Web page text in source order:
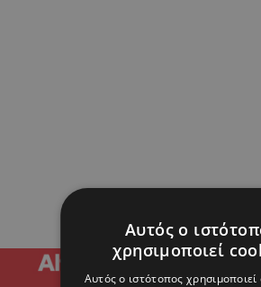
Αυτός ο
χρησιμοποιεί
Αυτός ο ιστότοπος